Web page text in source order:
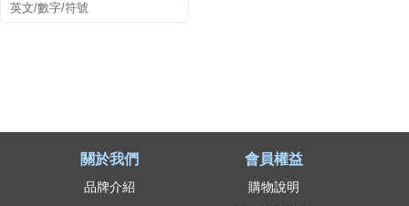
英文/數字/符號
關於我們
品牌介紹
會員權益
購物說明